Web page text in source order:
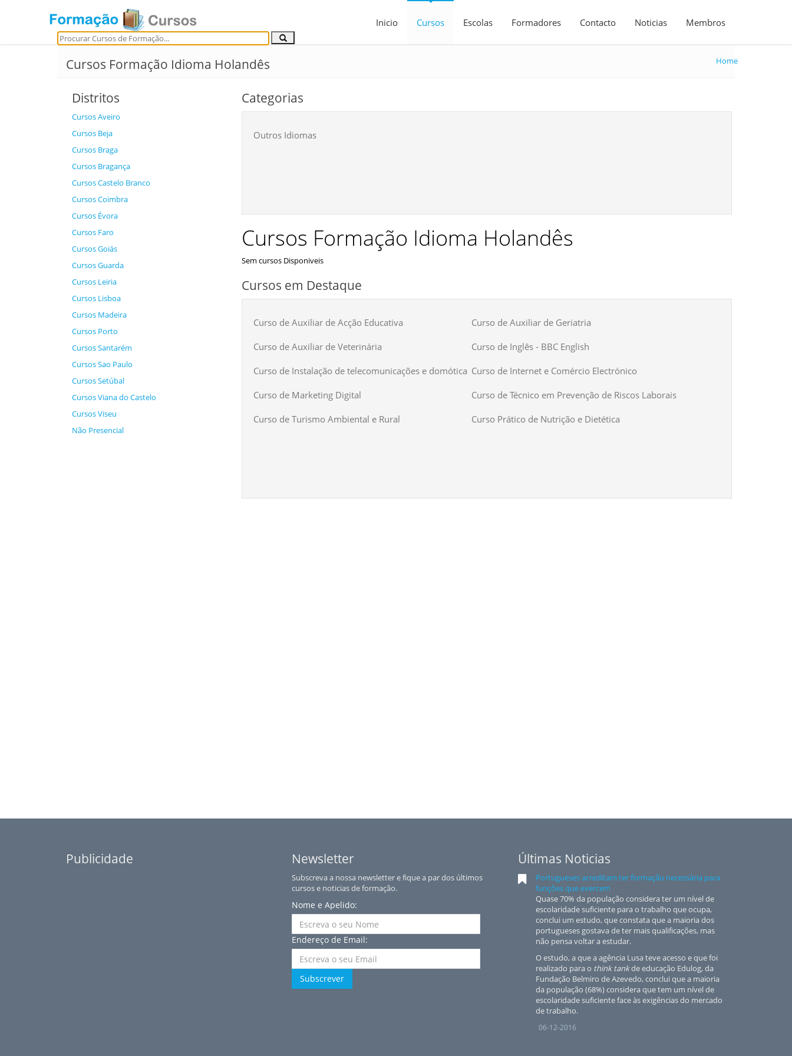
Inicio Cursos Escolas Formadores Contacto Noticias Membros
Cursos Formação Idioma Holandês Home
Distritos
Cursos Aveiro
Cursos Beja
Cursos Braga
Cursos Bragança
Cursos Castelo Branco
Cursos Coimbra
Cursos Évora
Cursos Faro
Cursos Goiás
Cursos Guarda
Cursos Leiria
Cursos Lisboa
Cursos Madeira
Cursos Porto
Cursos Santarém
Cursos Sao Paulo
Cursos Setúbal
Cursos Viana do Castelo
Cursos Viseu
Não Presencial
Categorias
Outros Idiomas
Cursos Formação Idioma Holandês
Sem cursos Disponiveis
Cursos em Destaque
Curso de Auxiliar de Acção Educativa Curso de Auxiliar de Geriatria
Curso de Auxiliar de Veterinária Curso de Inglês - BBC English
Curso de Instalação de telecomunicações e domótica Curso de Internet e Comércio Electrónico
Curso de Marketing Digital Curso de Técnico em Prevenção de Riscos Laborais
Curso de Turismo Ambiental e Rural Curso Prático de Nutrição e Dietética
Publicidade Newsletter
Subscreva a nossa newsletter e fique a par dos últimos
cursos e noticias de formação.
Nome e Apelido:
Endereço de Email:
Subscrever
Últimas Noticias
Portugueses acreditam ter formação necessária para
funções que exercem
Quase 70% da população considera ter um nível de
escolaridade suficiente para o trabalho que ocupa,
conclui um estudo, que constata que a maioria dos
portugueses gostava de ter mais qualificações, mas
não pensa voltar a estudar.
O estudo, a que a agência Lusa teve acesso e que foi
realizado para o think tankde educação Edulog, da
Fundação Belmiro de Azevedo, conclui que a maioria
da população (68%) considera que tem um nível de
escolaridade suficiente face às exigências do mercado
de trabalho.
06-12-2016